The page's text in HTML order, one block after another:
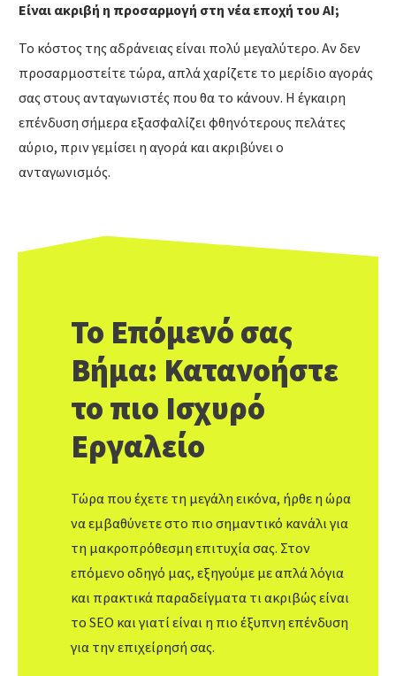
Είναι ακριβή η προσαρμογή στη νέα εποχή του AI;
Το κόστος της αδράνειας είναι πολύ μεγαλύτερο. Αν δεν
προσαρμοστείτε τώρα, απλά χαρίζετε το μερίδιο αγοράς
σας στους ανταγωνιστές που θα το κάνουν. Η έγκαιρη
επένδυση σήμερα εξασφαλίζει φθηνότερους πελάτες
αύριο, πριν γεμίσει η αγορά και ακριβύνει ο
ανταγωνισμός.
Το Επόμενό σας
Βήμα: Κατανοήστε
το πιο Ισχυρό
Εργαλείο
Τώρα που έχετε τη μεγάλη εικόνα, ήρθε η ώρα
να εμβαθύνετε στο πιο σημαντικό κανάλι για
τη μακροπρόθεσμη επιτυχία σας. Στον
επόμενο οδηγό μας, εξηγούμε με απλά λόγια
και πρακτικά παραδείγματα τι ακριβώς είναι
το SEO και γιατί είναι η πιο έξυπνη επένδυση
για την επιχείρησή σας.